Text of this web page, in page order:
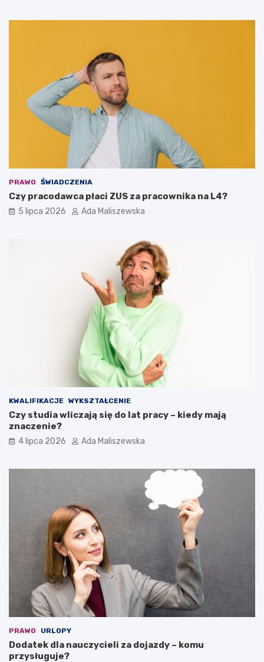
PRAWO ŚWIADCZENIA
Czy pracodawca płaci ZUS za pracownika na L4?
5 lipca 2026 Ada Maliszewska
KWALIFIKACJE WYKSZTAŁCENIE
Czy studia wliczają się do lat pracy – kiedy mają
znaczenie?
4 lipca 2026 Ada Maliszewska
PRAWO URLOPY
Dodatek dla nauczycieli za dojazdy – komu
przysługuje?